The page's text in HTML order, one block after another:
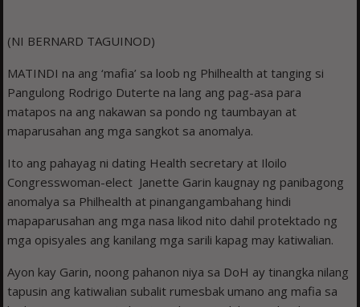
(NI BERNARD TAGUINOD)
MATINDI na ang ‘mafia’ sa loob ng Philhealth at tanging si
Pangulong Rodrigo Duterte na lang ang pag-asa para
matapos na ang nakawan sa pondo ng taumbayan at
maparusahan ang mga sangkot sa anomalya.
Ito ang pahayag ni dating Health secretary at Iloilo
Congresswoman-elect Janette Garin kaugnay ng panibagong
anomalya sa Philhealth at pinangangambahang hindi
mapaparusahan ang mga nasa likod nito dahil protektado ng
mga opisyales ang kanilang mga sarili kapag may katiwalian.
Ayon kay Garin, noong pahanon niya sa DoH ay tinangka nilang
tapusin ang katiwalian subalit rumesbak umano ang mafia sa